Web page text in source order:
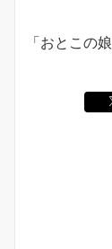
「おとこの娘